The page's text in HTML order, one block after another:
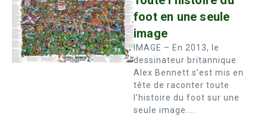
foot en une seule
image
IMAGE – En 2013, le
dessinateur britannique
Alex Bennett s’est mis en
tête de raconter toute
l’histoire du foot sur une
seule image....